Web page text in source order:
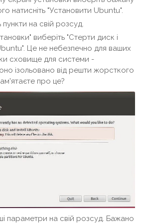
натисніть "Установити Ubuntu".
пункти на свій розсуд.
виберіть "Стерти диск і
Це не небезпечно для ваших
сховище для системи -
ізольовано від решти жорсткого
про це?
параметри на свій розсуд. Бажано